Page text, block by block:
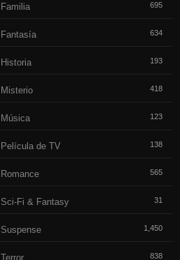
Familia 695
Fantasía 634
Historia 193
Misterio 418
Música 123
Película de TV 138
Romance 565
Sci-Fi & Fantasy 31
Suspense 1,450
Terror 838